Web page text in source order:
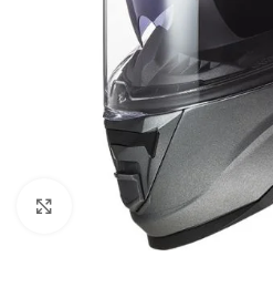
Click to enlarge